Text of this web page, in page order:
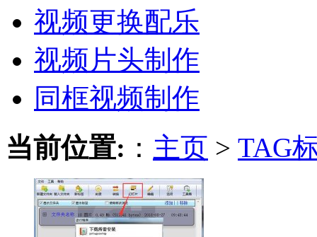
视频更换配乐
视频片头制作
同框视频制作
当前位置: ： 主页 > TAG